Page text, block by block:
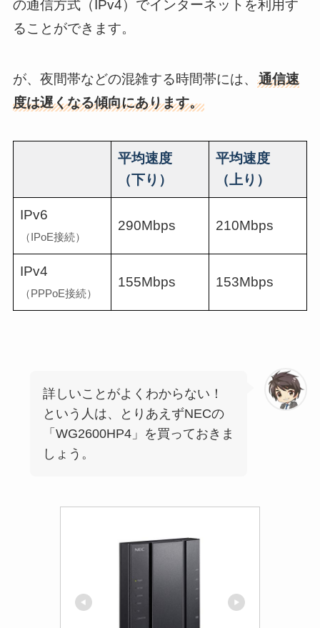
の通信方式（IPv4）でインターネットを利用す
ることができます。
が、夜間帯などの混雑する時間帯には、 通信速
度は遅くなる傾向にあります。
平均速度
（下り）
平均速度
（上り）
IPv6
（IPoE接続）
290Mbps 210Mbps
IPv4
（PPPoE接続）
155Mbps 153Mbps
詳しいことがよくわからない！
という人は、とりあえずNECの
「WG2600HP4」を買っておきま
しょう。